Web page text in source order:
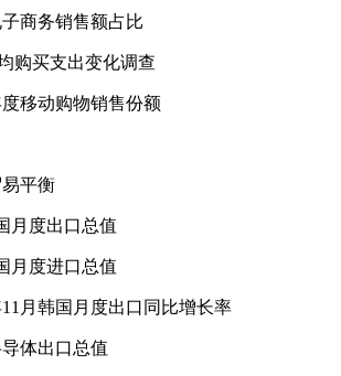
子商务销售额占比
购买支出变化调查
度移动购物销售份额
易平衡
月度出口总值
月度进口总值
11月韩国月度出口同比增长率
导体出口总值